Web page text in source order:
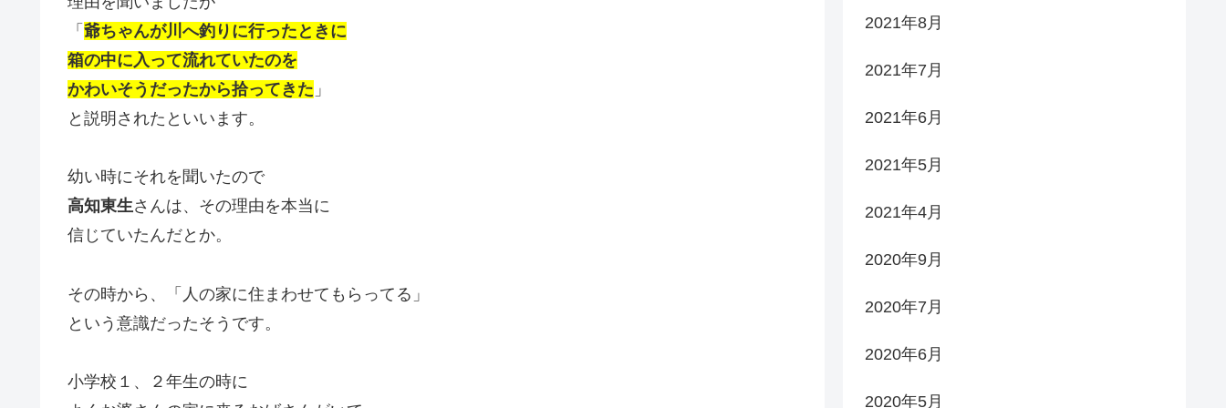
「 爺ちゃんが川へ釣りに行ったときに
箱の中に入って流れていたのを
かわいそうだったから拾ってきた 」
と説明されたといいます。
幼い時にそれを聞いたので
高知東生さんは、その理由を本当に
信じていたんだとか。
その時から、「人の家に住まわせてもらってる」
という意識だったそうです。
小学校１、２年生の時に
2021年8月
2021年7月
2021年6月
2021年5月
2021年4月
2020年9月
2020年7月
2020年6月
2020年5月